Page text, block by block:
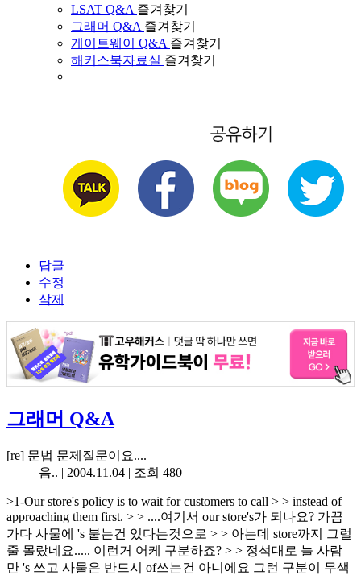
LSAT Q&A 즐겨찾기
그래머 Q&A 즐겨찾기
게이트웨이 Q&A 즐겨찾기
해커스북자료실 즐겨찾기
답글
수정
삭제
그래머 Q&A
[re] 문법 문제질문이요....
음.. | 2004.11.04 | 조회 480
>1-Our store's policy is to wait for customers to call > > instead of
approaching them first. > > ....여기서 our store's가 되나요? 가끔
가다 사물에 's 붙는건 있다는것으로 > > 아는데 store까지 그럴
줄 몰랐네요..... 이런거 어케 구분하죠? > > 정석대로 늘 사람
만 's 쓰고 사물은 반드시 of쓰는건 아니에요 그런 구분이 무색